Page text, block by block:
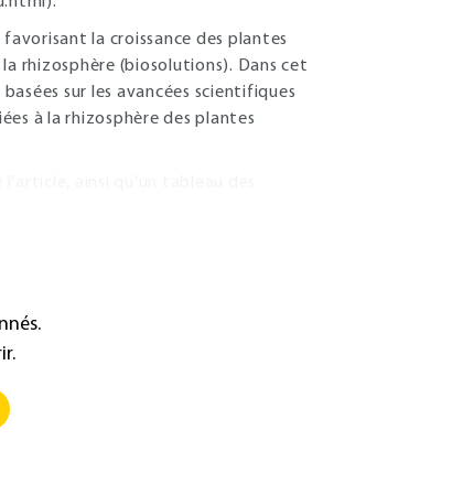
la croissance des plantes
rhizosphère (biosolutions). Dans cet
sur les avancées scientifiques
à la rhizosphère des plantes